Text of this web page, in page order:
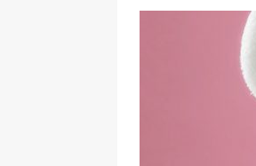
[ 2026-04-02 ]
[ 2026-04-17 ]